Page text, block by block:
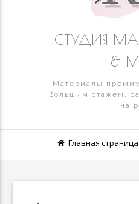
СТУДИЯ
&
Материалы
большим стажем,
на
Главная страница